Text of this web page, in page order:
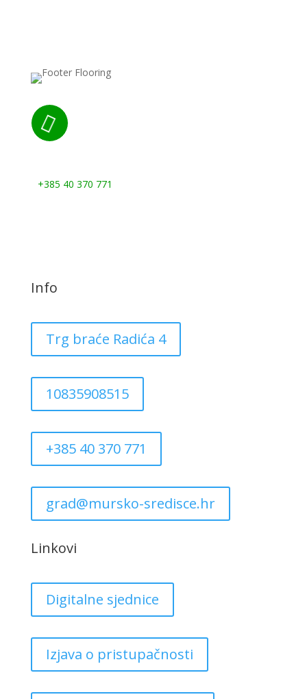

+385 40 370 771
Info
Trg braće Radića 4
10835908515
+385 40 370 771
grad@mursko-sredisce.hr
Linkovi
Digitalne sjednice
Izjava o pristupačnosti